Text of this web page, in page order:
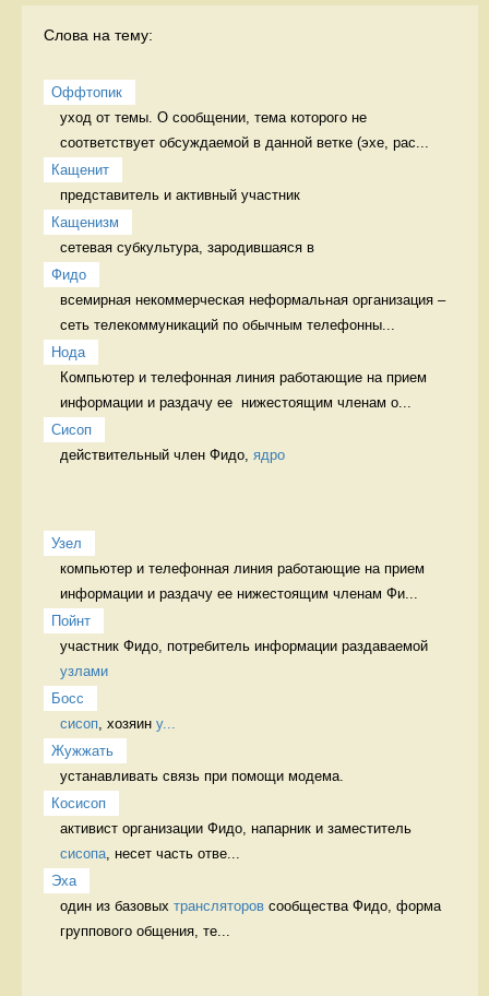
Слова на тему:
Оффтопик
уход от темы. О сообщении, тема которого не
соответствует обсуждаемой в данной ветке (эхе, рас...
Кащенит
представитель и активный участник
Кащенизм
сетевая субкультура, зародившаяся в
Фидо
всемирная некоммерческая неформальная организация –
сеть телекоммуникаций по обычным телефонны...
Нода
Компьютер и телефонная линия работающие на прием
информации и раздачу ее  нижестоящим членам о...
Сисоп
действительный член Фидо, ядро
Узел
компьютер и телефонная линия работающие на прием
информации и раздачу ее нижестоящим членам Фи...
Пойнт
узлами
Босс
сисоп , хозяин у...
Жужжать
устанавливать связь при помощи модема.
Косисоп
сисопа , несет часть отве...
Эха
один из базовых трансляторов сообщества Фидо, форма
группового общения, те...